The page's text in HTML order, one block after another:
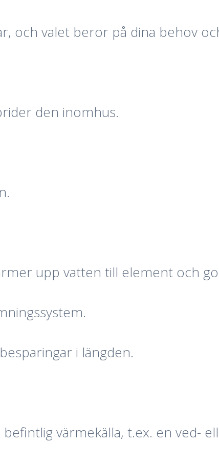
och valet beror på dina behov
den inomhus.
upp vatten till element och
i längden.
värmekälla, t.ex. en ved-